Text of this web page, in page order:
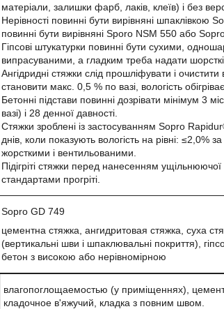
матеріали, залишки фарб, лаків, клеїв) і без
Нерівності повинні бути вирівняні
повинні бути вирівняні Sporo NSM 550 або
Гіпсові штукатурки повинні бути сухими,
випрасуваними, а гладким треба надати
Ангідридні стяжки слід прошліфувати і
становити макс. 0,5 % по вазі, вологість
Бетонні підстави повинні дозрівати мінімум 3
вазі) і 28 денної давності.
Стяжки зроблені із застосуванням Sopro
днів, коли показують вологість на рівні: ≤2,0%
жорсткими і вентильованими.
Підігріті стяжки перед нанесенням
стандартами прогріті.
Sopro GD 749
цементна стяжка, ангидритовая стяжка, суха
(вертикальні шви і шпаклювальні покриття),
бетон з високою або нерівномірною
влагопоглощаемостью (у приміщеннях),
кладочное в'яжучий, кладка з повним швом.